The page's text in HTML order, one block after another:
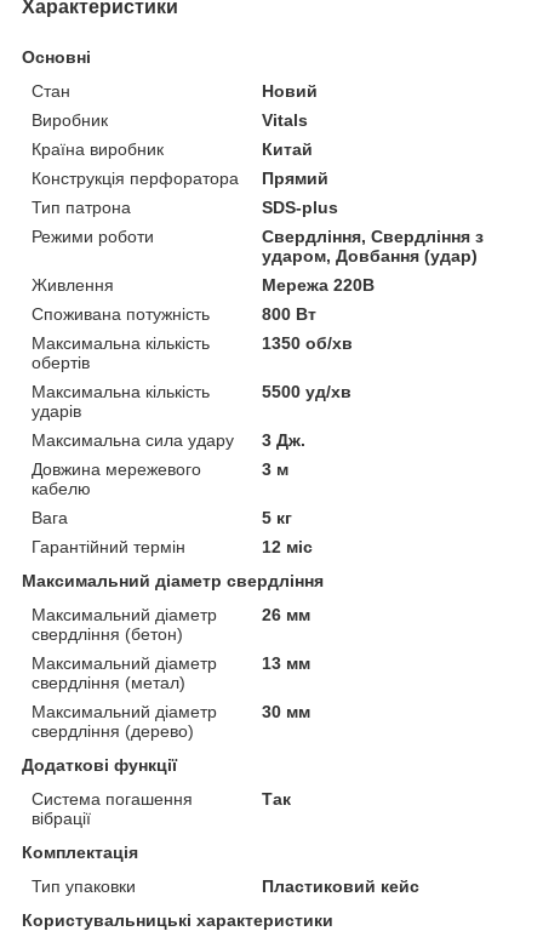
Характеристики
Основні
Стан
Новий
Виробник
Vitals
Країна виробник
Китай
Конструкція перфоратора
Прямий
Тип патрона
SDS-plus
Режими роботи
Свердління, Свердління з
ударом, Довбання (удар)
Живлення
Мережа 220В
Споживана потужність
800 Вт
Максимальна кількість
обертів
1350 об/хв
Максимальна кількість
ударів
5500 уд/хв
Максимальна сила удару
3 Дж.
Довжина мережевого
кабелю
3 м
Вага
5 кг
Гарантійний термін
12 міс
Максимальний діаметр свердління
Максимальний діаметр
свердління (бетон)
26 мм
Максимальний діаметр
свердління (метал)
13 мм
Максимальний діаметр
свердління (дерево)
30 мм
Додаткові функції
Система погашення
вібрації
Так
Комплектація
Тип упаковки
Пластиковий кейс
Користувальницькі характеристики